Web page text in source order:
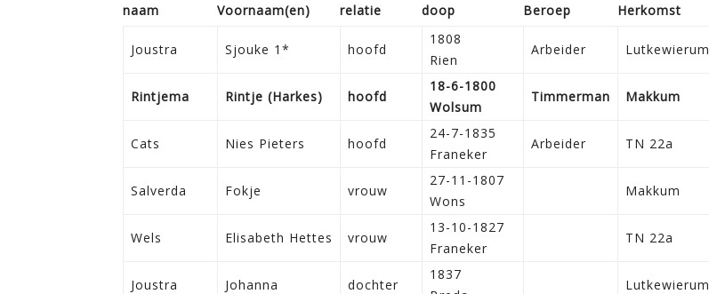
naam
Voor­naam(en)
relatie
doop
Beroep Herkomst
Joustra Sjouke 1* hoofd
1808
Rien
Arbeider Lutkewierum
Rintjema Rintje (Harkes) hoofd
18-6-1800
Wolsum
Timmerman Makkum
Cats Nies Pieters hoofd
24-7-1835
Franeker
Arbeider TN 22a
Salverda Fokje vrouw
27-11-1807
Wons
Makkum
Wels Elisabeth Hettes vrouw
13-10-1827
Franeker
TN 22a
Joustra Johanna dochter
1837
Lutkewierum